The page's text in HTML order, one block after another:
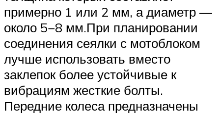
примерно 1 или 2 мм, а диаметр —
около 5−8 мм.При планировании
соединения сеялки с мотоблоком
лучше использовать вместо
заклепок более устойчивые к
вибрациям жесткие болты.
Передние колеса предназначены